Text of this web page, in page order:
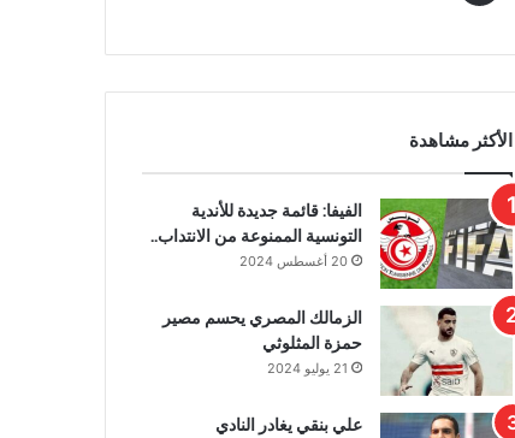
الأكثر مشاهدة
الفيفا: قائمة جديدة للأندية
التونسية الممنوعة من الانتداب..
20 أغسطس 2024
الزمالك المصري يحسم مصير
حمزة المثلوثي
21 يوليو 2024
علي بنقي يغادر النادي